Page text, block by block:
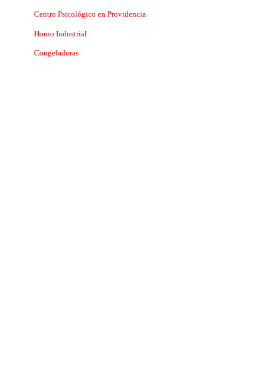
Centro Psicológico en Providencia
Horno Industrial
Congeladoras